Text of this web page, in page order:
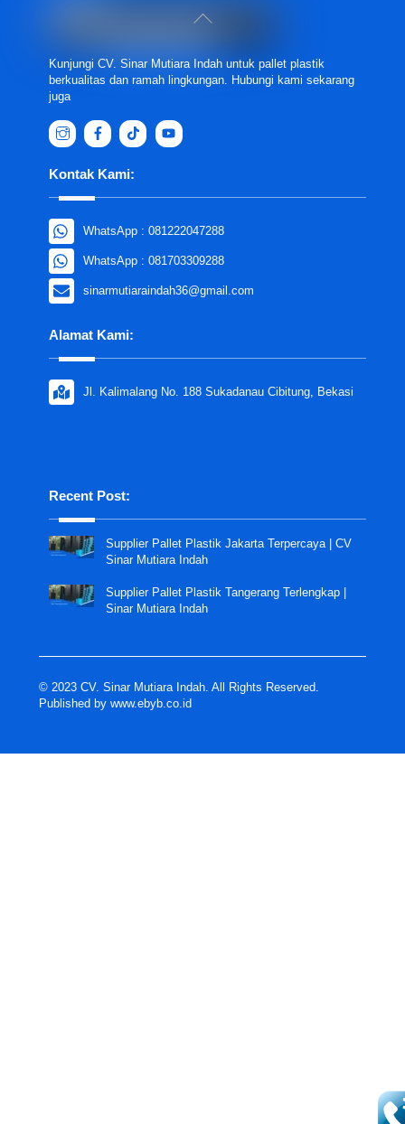
Back
Kunjungi CV. Sinar Mutiara Indah untuk pallet plastik
berkualitas dan ramah lingkungan. Hubungi kami sekarang
juga
Kontak Kami:
WhatsApp : 081222047288
WhatsApp : 081703309288
sinarmutiaraindah36@gmail.com
Alamat Kami:
Jl. Kalimalang No. 188 Sukadanau Cibitung, Bekasi
Recent Post:
Supplier Pallet Plastik Jakarta Terpercaya | CV
Sinar Mutiara Indah
Supplier Pallet Plastik Tangerang Terlengkap |
Sinar Mutiara Indah
© 2023 CV. Sinar Mutiara Indah. All Rights Reserved.
Published by www.ebyb.co.id